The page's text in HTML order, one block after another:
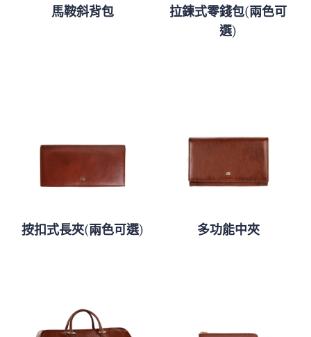
馬鞍斜背包
拉鍊式零錢包(兩色可
選)
按扣式長夾(兩色可選) 多功能中夾